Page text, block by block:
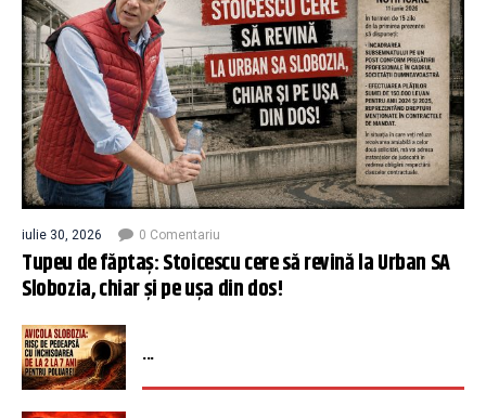
iulie 30, 2026 0 Comentariu
Tupeu de făptaș: Stoicescu cere să revină la Urban SA
Slobozia, chiar și pe ușa din dos!
...